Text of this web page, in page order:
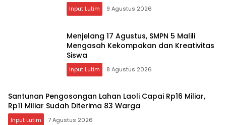
Input Lutim 9 Agustus 2026
Menjelang 17 Agustus, SMPN 5 Malili
Mengasah Kekompakan dan Kreativitas
Siswa
Input Lutim 8 Agustus 2026
Santunan Pengosongan Lahan Laoli Capai Rp16 Miliar,
Rp11 Miliar Sudah Diterima 83 Warga
Input Lutim 7 Agustus 2026